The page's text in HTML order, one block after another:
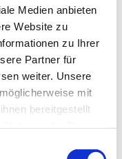
Medien anbieten
Website zu
zu Ihrer
Partner für
weiter. Unsere
mit
bereitgestellt